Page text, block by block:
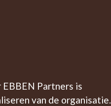
Partners is
van de organisatie.